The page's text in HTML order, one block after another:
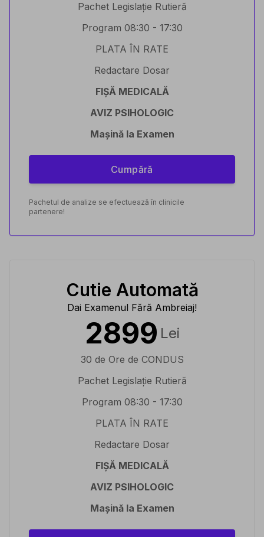
Pachet Legislație Rutieră
Program 08:30 - 17:30
PLATA ÎN RATE
Redactare Dosar
FIȘĂ MEDICALĂ
AVIZ PSIHOLOGIC
Mașină la Examen
Cumpără
Pachetul de analize se efectuează în clinicile
partenere!
Cutie Automată
Dai Examenul Fără Ambreiaj!
2899 Lei
30 de Ore de CONDUS
Pachet Legislație Rutieră
Program 08:30 - 17:30
PLATA ÎN RATE
Redactare Dosar
FIȘĂ MEDICALĂ
AVIZ PSIHOLOGIC
Mașină la Examen